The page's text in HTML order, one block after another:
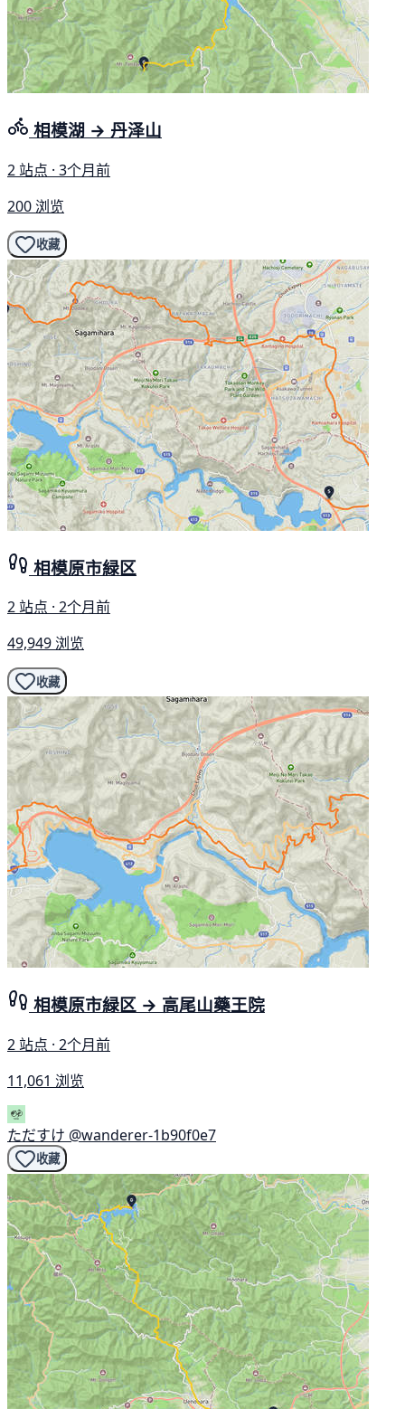
相模湖 → 丹泽山
2 站点 · 3个月前
200 浏览
收藏
相模原市緑区
2 站点 · 2个月前
49,949 浏览
收藏
相模原市緑区 → 高尾山藥王院
2 站点 · 2个月前
11,061 浏览
ただすけ @wanderer-1b90f0e7
收藏